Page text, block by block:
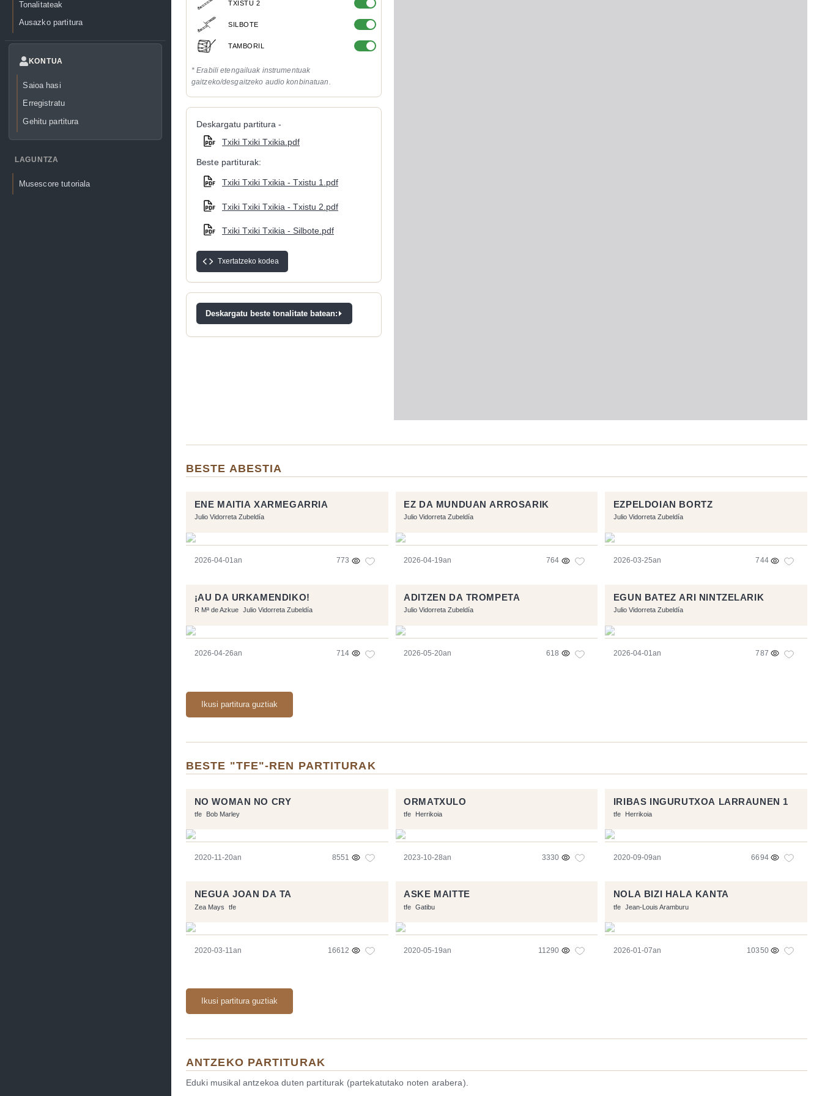
Tonalitateak
Ausazko partitura
KONTUA
Saioa hasi
Erregistratu
Gehitu partitura
LAGUNTZA
Musescore tutoriala
TXISTU 2
SILBOTE
TAMBORIL
* Erabili etengailuak instrumentuak
gaitzeko/desgaitzeko audio konbinatuan.
Deskargatu partitura -
Txiki Txiki Txikia.pdf
Beste partiturak:
Txiki Txiki Txikia - Txistu 1.pdf
Txiki Txiki Txikia - Txistu 2.pdf
Txiki Txiki Txikia - Silbote.pdf
Txertatzeko kodea
Deskargatu beste tonalitate batean:
BESTE ABESTIA
ENE MAITIA XARMEGARRIA
Julio Vidorreta Zubeldía
2026-04-01an 773
EZ DA MUNDUAN ARROSARIK
Julio Vidorreta Zubeldía
2026-04-19an 764
EZPELDOIAN BORTZ
Julio Vidorreta Zubeldía
2026-03-25an 744
¡AU DA URKAMENDIKO!
R Mª de Azkue Julio Vidorreta Zubeldía
2026-04-26an 714
ADITZEN DA TROMPETA
Julio Vidorreta Zubeldía
2026-05-20an 618
EGUN BATEZ ARI NINTZELARIK
Julio Vidorreta Zubeldía
2026-04-01an 787
Ikusi partitura guztiak
BESTE "TFE"-REN PARTITURAK
NO WOMAN NO CRY
tfe Bob Marley
2020-11-20an 8551
ORMATXULO
tfe Herrikoia
2023-10-28an 3330
IRIBAS INGURUTXOA LARRAUNEN 1
tfe Herrikoia
2020-09-09an 6694
NEGUA JOAN DA TA
Zea Mays tfe
2020-03-11an 16612
ASKE MAITTE
tfe Gatibu
2020-05-19an 11290
NOLA BIZI HALA KANTA
tfe Jean-Louis Aramburu
2026-01-07an 10350
Ikusi partitura guztiak
ANTZEKO PARTITURAK
Eduki musikal antzekoa duten partiturak (partekatutako noten arabera).